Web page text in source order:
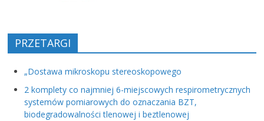
PRZETARGI
„Dostawa mikroskopu stereoskopowego
2 komplety co najmniej 6-miejscowych respirometrycznych
systemów pomiarowych do oznaczania BZT,
biodegradowalności tlenowej i beztlenowej